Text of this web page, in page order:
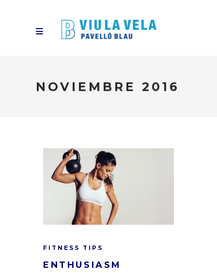
NOVIEMBRE 2016
FITNESS TIPS
ENTHUSIASM